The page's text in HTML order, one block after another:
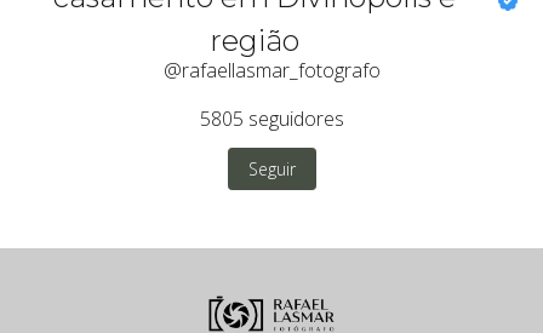
região
@rafaellasmar_fotografo
5805 seguidores
Seguir